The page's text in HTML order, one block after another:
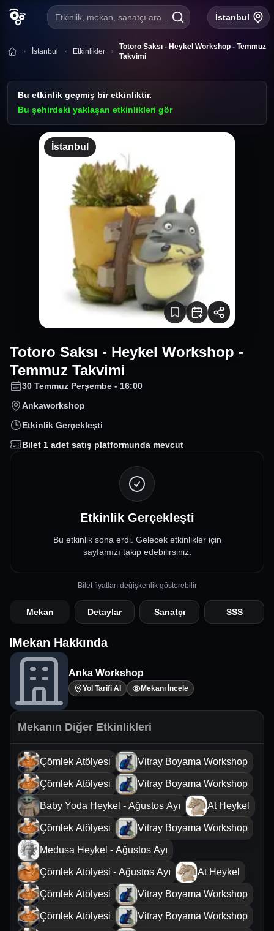
Etkinlik, mekan, sanatçı ara... İstanbul
İstanbul Etkinlikler
Totoro Saksı - Heykel Workshop - Temmuz
Takvimi
Bu etkinlik geçmiş bir etkinliktir.
Bu şehirdeki yaklaşan etkinlikleri gör
İstanbul
Totoro Saksı - Heykel Workshop -
Temmuz Takvimi
30 Temmuz Perşembe - 16:00
Ankaworkshop
Etkinlik Gerçekleşti
Bilet 1 adet satış platformunda mevcut
Etkinlik Gerçekleşti
Bu etkinlik sona erdi. Gelecek etkinlikler için
sayfamızı takip edebilirsiniz.
Bilet fiyatları değişkenlik gösterebilir
Mekan Detaylar Sanatçı SSS
Mekan Hakkında
Anka Workshop
Yol Tarifi Al Mekanı İncele
Mekanın Diğer Etkinlikleri
Çömlek Atölyesi Vitray Boyama Workshop
Çömlek Atölyesi Vitray Boyama Workshop
Baby Yoda Heykel - Ağustos Ayı At Heykel
Çömlek Atölyesi Vitray Boyama Workshop
Medusa Heykel - Ağustos Ayı
Çömlek Atölyesi - Ağustos Ayı At Heykel
Çömlek Atölyesi Vitray Boyama Workshop
Çömlek Atölyesi Vitray Boyama Workshop